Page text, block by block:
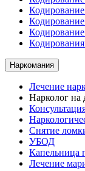
Наркомания
Лечение
Нарколог на
Снятие
УБОД
Капельница
Лечение